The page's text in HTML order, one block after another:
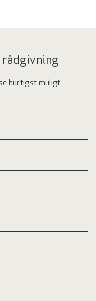
rådgivning
hurtigst muligt.